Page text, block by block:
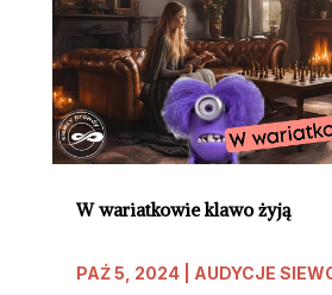
W wariatkowie klawo żyją
PAŹ 5, 2024| AUDYCJE